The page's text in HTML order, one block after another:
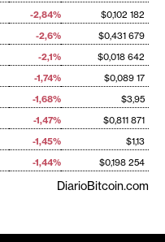
-2,84%
$0,102 182
-2,6%
$0,431 679
-2,1%
$0,018 642
-1,74%
$0,089 17
-1,68%
$3,95
-1,47%
$0,811 871
-1,45%
$1,13
-1,44% $0,198 254
DiarioBitcoin.com